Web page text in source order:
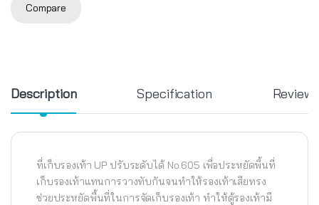
Compare
Description Specification Reviews
ที่เก็บรองเท้า UP ปรับระดับได้ No.605 เพื่อประหยัดพื้นที่
เก็บรองเท้าแทนการวางทับกันจนทำให้รองเท้าเสียทรง
ช่วยประหยัดพื้นที่ในการจัดเก็บรองเท้า ทำให้ตู้รองเท้ามี